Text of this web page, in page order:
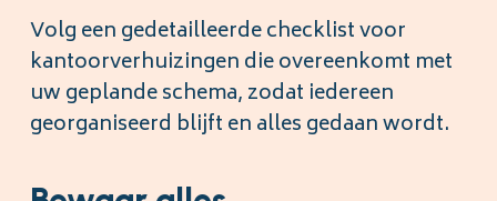
Volg een gedetailleerde checklist voor
kantoorverhuizingen die overeenkomt met
uw geplande schema, zodat iedereen
georganiseerd blijft en alles gedaan wordt.